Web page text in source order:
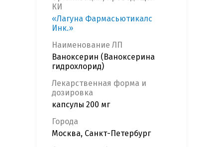
КИ
«Лагуна Фармасьютикалс
Инк.»
Наименование ЛП
Ваноксерин (Ваноксерина
гидрохлорид)
Лекарственная форма и
дозировка
капсулы 200 мг
Города
Москва, Санкт-Петербург